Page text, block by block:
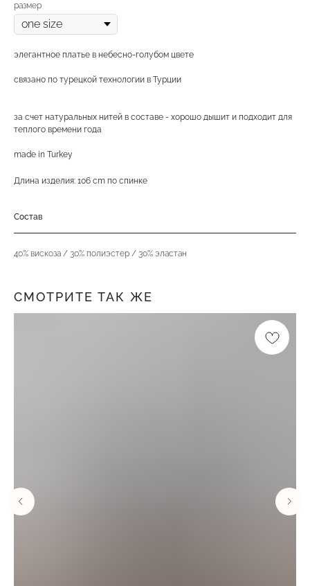
размер
элегантное платье в небесно-голубом цвете
связано по турецкой технологии в Турции
за счет натуральных нитей в составе - хорошо дышит и подходит для
теплого времени года
made in Turkey
Длина изделия: 106 cm по спинке
Состав
40% вискоза / 30% полиэстер / 30% эластан
СМОТРИТЕ ТАК ЖЕ